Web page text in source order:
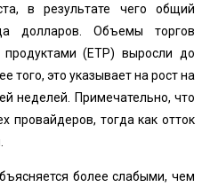
в результате чего общий
долларов. Объемы торгов
(ETP) выросли до
того, это указывает на рост на
неделей. Примечательно, что
провайдеров, тогда как отток
более слабыми, чем